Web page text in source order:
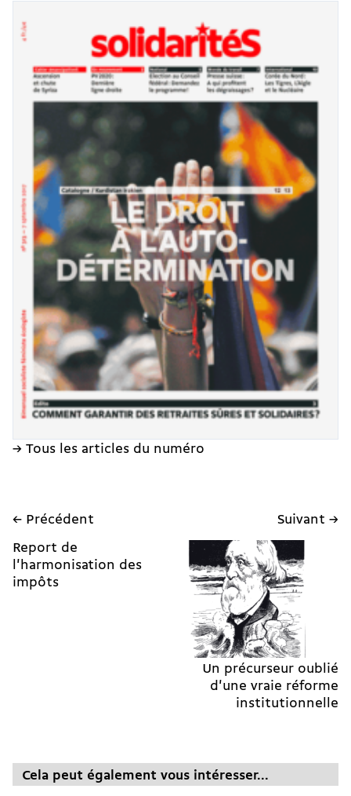
→ Tous les articles du numéro
← Précédent
Report de
l'harmonisation des
impôts
Suivant →
Un précurseur oublié
d'une vraie réforme
institutionnelle
Cela peut également vous intéresser...